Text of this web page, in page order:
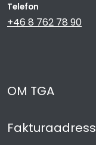
Telefon
+46 8 762 78 90
OM TGA
Fakturaadress